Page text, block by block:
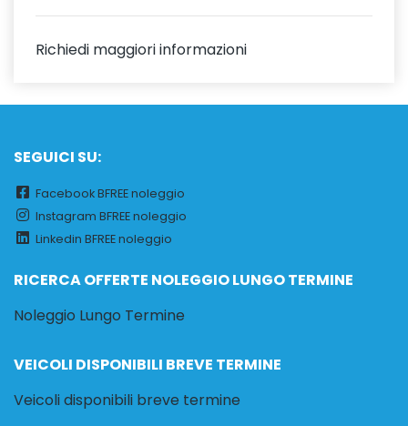
Richiedi maggiori informazioni
SEGUICI SU:
Facebook BFREE noleggio
Instagram BFREE noleggio
Linkedin BFREE noleggio
RICERCA OFFERTE NOLEGGIO LUNGO TERMINE
Noleggio Lungo Termine
VEICOLI DISPONIBILI BREVE TERMINE
Veicoli disponibili breve termine